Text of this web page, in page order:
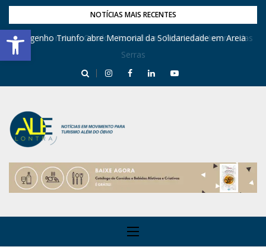
Barra de Ferramentas Aberta
NOTÍCIAS MAIS RECENTES
Dona Inês recebe Geraldo Azevedo no Festival de Inverno das
Serras
Engenho Triunfo abre Memorial da Solidariedade em Areia